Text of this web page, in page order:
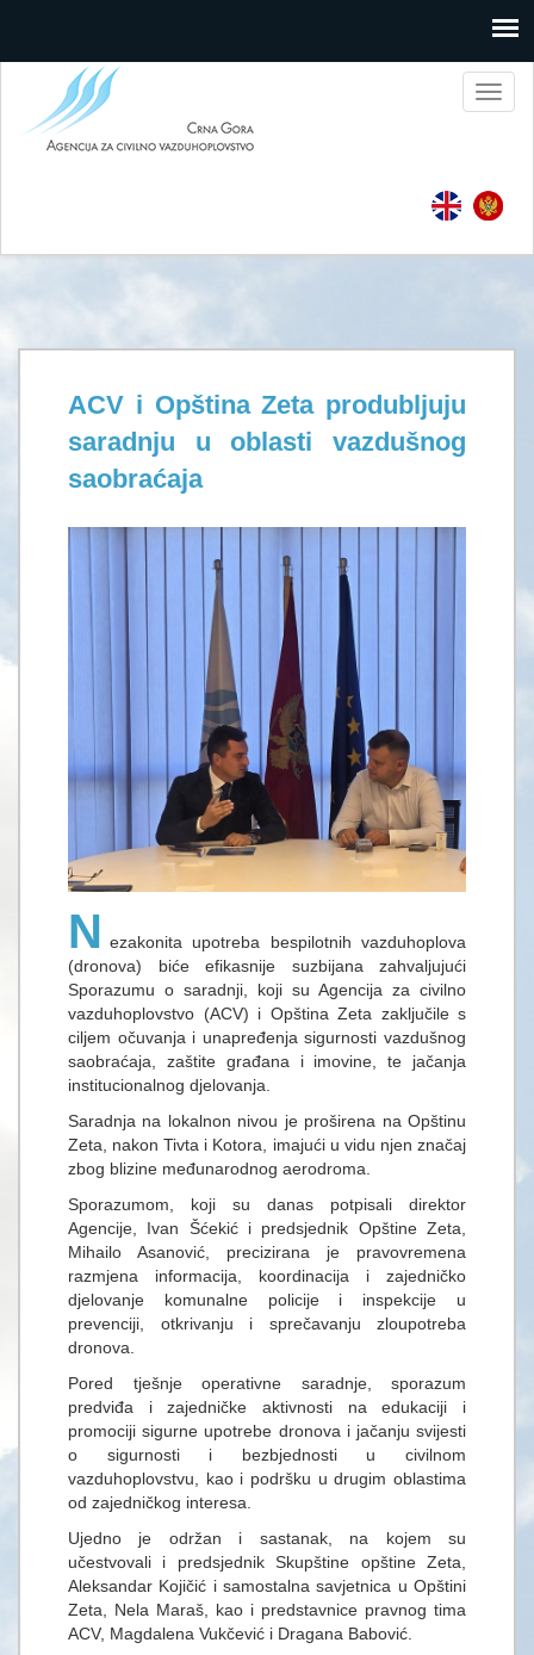
ACV i Opština Zeta produbljuju
saradnju u oblasti vazdušnog
saobraćaja
N ezakonita upotreba bespilotnih vazduhoplova
(dronova) biće efikasnije suzbijana zahvaljujući
Sporazumu o saradnji, koji su Agencija za civilno
vazduhoplovstvo (ACV) i Opština Zeta zaključile s
ciljem očuvanja i unapređenja sigurnosti vazdušnog
saobraćaja, zaštite građana i imovine, te jačanja
institucionalnog djelovanja.
Saradnja na lokalnon nivou je proširena na Opštinu
Zeta, nakon Tivta i Kotora, imajući u vidu njen značaj
zbog blizine međunarodnog aerodroma.
Sporazumom, koji su danas potpisali direktor
Agencije, Ivan Šćekić i predsjednik Opštine Zeta,
Mihailo Asanović, precizirana je pravovremena
razmjena informacija, koordinacija i zajedničko
djelovanje komunalne policije i inspekcije u
prevenciji, otkrivanju i sprečavanju zloupotreba
dronova.
Pored tješnje operativne saradnje, sporazum
predviđa i zajedničke aktivnosti na edukaciji i
promociji sigurne upotrebe dronova i jačanju svijesti
o sigurnosti i bezbjednosti u civilnom
vazduhoplovstvu, kao i podršku u drugim oblastima
od zajedničkog interesa.
Ujedno je održan i sastanak, na kojem su
učestvovali i predsjednik Skupštine opštine Zeta,
Aleksandar Kojičić i samostalna savjetnica u Opštini
Zeta, Nela Maraš, kao i predstavnice pravnog tima
ACV, Magdalena Vukčević i Dragana Babović.